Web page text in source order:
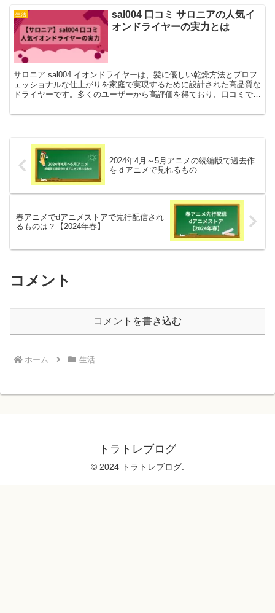
生活
sal004 口コミ サロニアの人気イ
オンドライヤーの実力とは
サロニア sal004 イオンドライヤーは、髪に優しい乾燥方法とプロフ
ェッショナルな仕上がりを家庭で実現するために設計された高品質な
ドライヤーです。多くのユーザーから高評価を得ており、口コミでも
2024年4月～5月アニメの続編版で過去作
をｄアニメで見れるもの
春アニメでdアニメストアで先行配信され
るものは？【2024年春】
コメント
コメントを書き込む
ホーム 生活
トラトレブログ
© 2024 トラトレブログ.